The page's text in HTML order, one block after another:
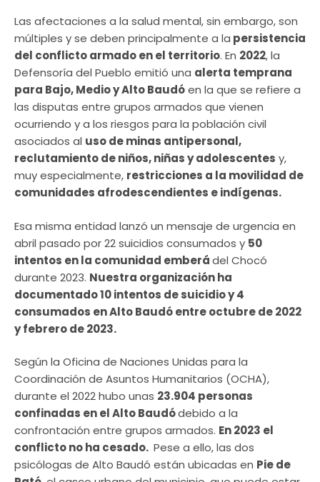
Las afectaciones a la salud mental, sin embargo, son
múltiples y se deben principalmente a la persistencia
del conflicto armado en el territorio. En 2022, la
Defensoría del Pueblo emitió una alerta temprana
para Bajo, Medio y Alto Baudóen la que se refiere a
las disputas entre grupos armados que vienen
ocurriendo y a los riesgos para la población civil
asociados al uso de minas antipersonal,
reclutamiento de niños, niñas y adolescentes y,
muy especialmente, restricciones a la movilidad de
comunidades afrodescendientes e indígenas.
Esa misma entidad lanzó un mensaje de urgencia en
abril pasado por 22 suicidios consumados y 50
intentos en la comunidad emberádel Chocó
durante 2023. Nuestra organización ha
documentado 10 intentos de suicidio y 4
consumados en Alto Baudó entre octubre de 2022
y febrero de 2023.
Según la Oficina de Naciones Unidas para la
Coordinación de Asuntos Humanitarios (OCHA),
durante el 2022 hubo unas 23.904 personas
confinadas en el Alto Baudódebido a la
confrontación entre grupos armados. En 2023 el
conflicto no ha cesado. Pese a ello, las dos
psicólogas de Alto Baudó están ubicadas en Pie de